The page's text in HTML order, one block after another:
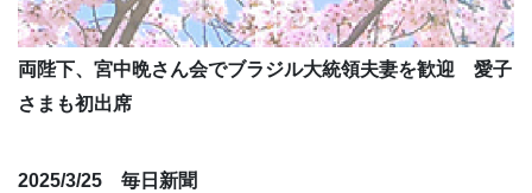
両陛下、宮中晩さん会でブラジル大統領夫妻を歓迎 愛子
さまも初出席
2025/3/25 毎日新聞